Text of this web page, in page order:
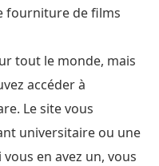
fourniture de films
tout le monde, mais
accéder à
Le site vous
universitaire ou une
en avez un, vous